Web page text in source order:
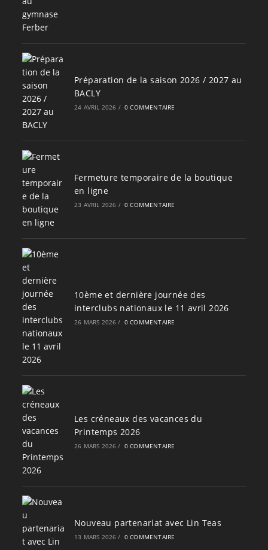
Préparation de la saison 2026 / 2027 au
BACLY
24 AVRIL 2026 / 0 COMMENTAIRE
Fermeture temporaire de la boutique
en ligne
23 AVRIL 2026 / 0 COMMENTAIRE
10ème et dernière journée des
interclubs nationaux le 11 avril 2026
26 MARS 2026 / 0 COMMENTAIRE
Les créneaux des vacances du
Printemps 2026
26 MARS 2026 / 0 COMMENTAIRE
Nouveau partenariat avec Lin Teas
13 MARS 2026 / 0 COMMENTAIRE